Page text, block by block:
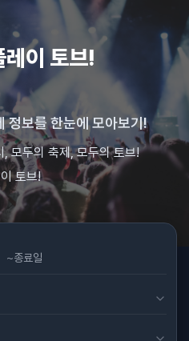
레이 토브!
정보를 한눈에 모아보기!
모두의 축제, 모두의 토브!
토브!
~